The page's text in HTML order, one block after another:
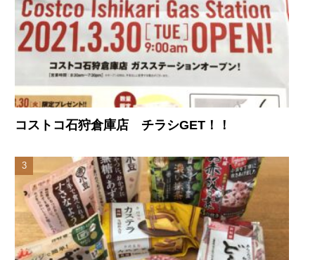
コストコ石狩倉庫店 チラシGET！！